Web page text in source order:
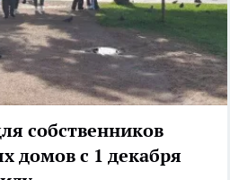
собственников
домов с 1 декабря